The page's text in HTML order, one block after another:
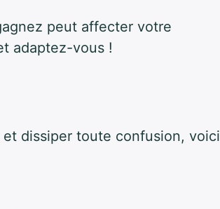
peut affecter votre
adaptez-vous !
et dissiper toute confusion, voici